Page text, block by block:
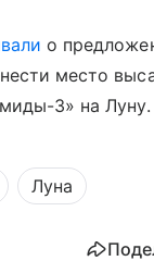
о
место
3» на Луну.
Луна